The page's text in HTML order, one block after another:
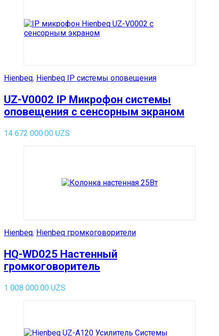
Hienbeq, Hienbeq IP системы оповещения
UZ-V0002 IP Микрофон системы
оповещения с сенсорным экраном
14 672 000.00 UZS
Hienbeq, Hienbeq громкоговорители
HQ-WD025 Настенный
громкоговоритель
1 008 000.00 UZS